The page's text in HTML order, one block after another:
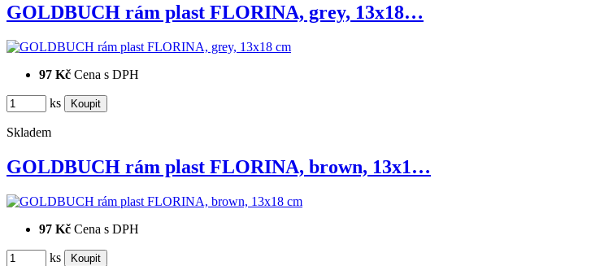
GOLDBUCH rám plast FLORINA, grey, 13x18…
97 Kč Cena s DPH
ks
Skladem
GOLDBUCH rám plast FLORINA, brown, 13x1…
97 Kč Cena s DPH
ks